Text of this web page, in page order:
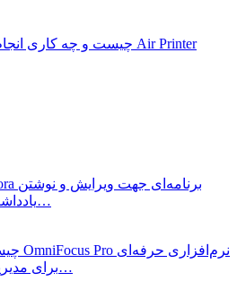
یادداشت‌های ساده با داشتن…
برای مدیریت وظایف و پروژه‌ها…